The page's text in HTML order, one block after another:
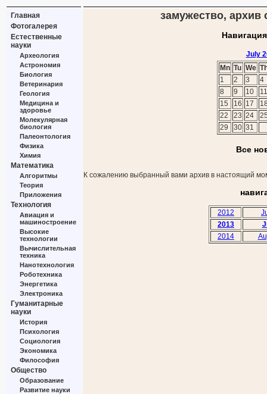
Главная
Фотогалерея
Естественные
науки
Археология
Астрономия
Биология
Ветеринария
Геология
Медицина и
здоровье
Молекулярная
биология
Палеонтология
Физика
Химия
Математика
Алгоритмы
Теория
Приложения
Технология
Авиация и
машиностроение
Высокие
технологии
Вычислительная
техника
Нанотехнология
Роботехника
Энергетика
Электроника
Гуманитарные
науки
История
Психология
Социология
Экономика
Философия
Общество
Образование
Развитие науки
замужество, архив
July
Mn Tu We
1
2 3
4
8
9 10
11
15
16 17
22
23 24
29
30 31
Все
К сожалению выбранный вами архив в настоящий
2012
2013
2014